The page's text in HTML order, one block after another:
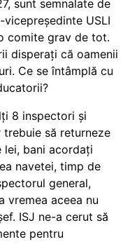
sunt semnalate de
USLI
comite grav de tot.
disperați că oamenii
Ce se întâmplă cu
8 inspectori și
trebuie să returneze
lei, bani acordați
navetei, timp de
general,
vremea aceea nu
ISJ ne-a cerut să
pentru